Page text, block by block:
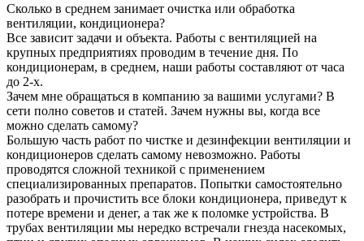
Сколько в среднем занимает очистка или обработка
вентиляции, кондиционера?
Все зависит задачи и объекта. Работы с вентиляцией на
крупных предприятиях проводим в течение дня. По
кондиционерам, в среднем, наши работы составляют от часа
до 2-х.
Зачем мне обращаться в компанию за вашими услугами? В
сети полно советов и статей. Зачем нужны вы, когда все
можно сделать самому?
Большую часть работ по чистке и дезинфекции вентиляции и
кондиционеров сделать самому невозможно. Работы
проводятся сложной техникой с применением
специализированных препаратов. Попытки самостоятельно
разобрать и прочистить все блоки кондиционера, приведут к
потере времени и денег, а так же к поломке устройства. В
трубах вентиляции мы нередко встречали гнезда насекомых,